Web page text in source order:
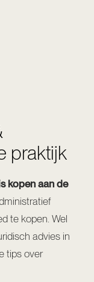
praktijk
kopen aan de
te kopen. Wel
advies in
tips over